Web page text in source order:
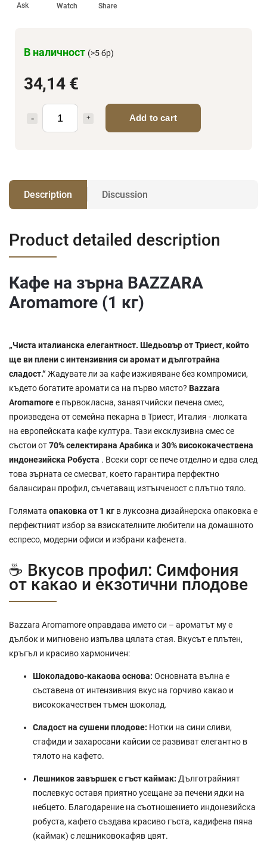
34,14 €
Add to cart
В наличност (>5 бр)
Ask Watch Share
Description Discussion
Product detailed description
Кафе на зърна BAZZARA
Aromamore (1 кг)
„Чиста италианска елегантност. Шедьовър от Триест, който
ще ви плени с интензивния си аромат и дълготрайна
сладост.“Жадувате ли за кафе изживяване без компромиси,
където богатите аромати са на първо място? Bazzara
Aromamoreе първокласна, занаятчийски печена смес,
произведена от семейна пекарна в Триест, Италия - люлката
на европейската кафе култура. Тази ексклузивна смес се
състои от70% селектирана Арабика и 30% висококачествена
индонезийска Робуста . Всеки сорт се пече отделно и едва след
това зърната се смесват, което гарантира перфектно
балансиран профил, съчетаващ изтънченост с плътно тяло.
Голямата опаковка от 1 кг в луксозна дизайнерска опаковка е
перфектният избор за взискателните любители на домашното
еспресо, модерни офиси и избрани кафенета.
☕ Вкусов профил: Симфония
от какао и екзотични плодове
Bazzara Aromamore оправдава името си – ароматът му е
дълбок и мигновено изпълва цялата стая. Вкусът е плътен,
кръгъл и красиво хармоничен:
Шоколадово-какаова основа: Основната вълна е
съставена от интензивния вкус на горчиво какао и
висококачествен тъмен шоколад.
Сладост на сушени плодове: Нотки на сини сливи,
стафиди и захаросани кайсии се развиват елегантно в
тялото на кафето.
Лешников завършек с гъст каймак: Дълготрайният
послевкус оставя приятно усещане за печени ядки на
небцето. Благодарение на съотношението индонезийска
робуста, кафето създава красиво гъста, кадифена пяна
(каймак) с лешниковокафяв цвят.